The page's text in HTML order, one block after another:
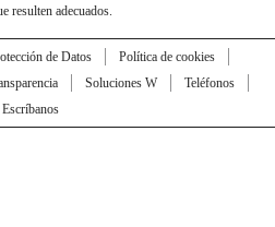
resulten adecuados.
de Datos
Política de cookies
Soluciones W
Teléfonos
Escríbanos